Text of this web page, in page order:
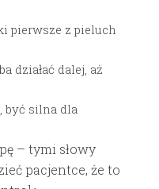
pierwsze z pieluch
działać dalej, aż
być silna dla
– tymi słowy
pacjentce, że to